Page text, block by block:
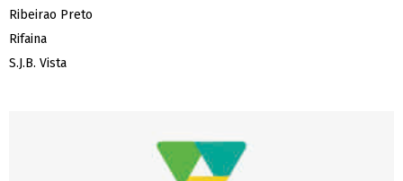
Ribeirao Preto
Rifaina
S.J.B. Vista